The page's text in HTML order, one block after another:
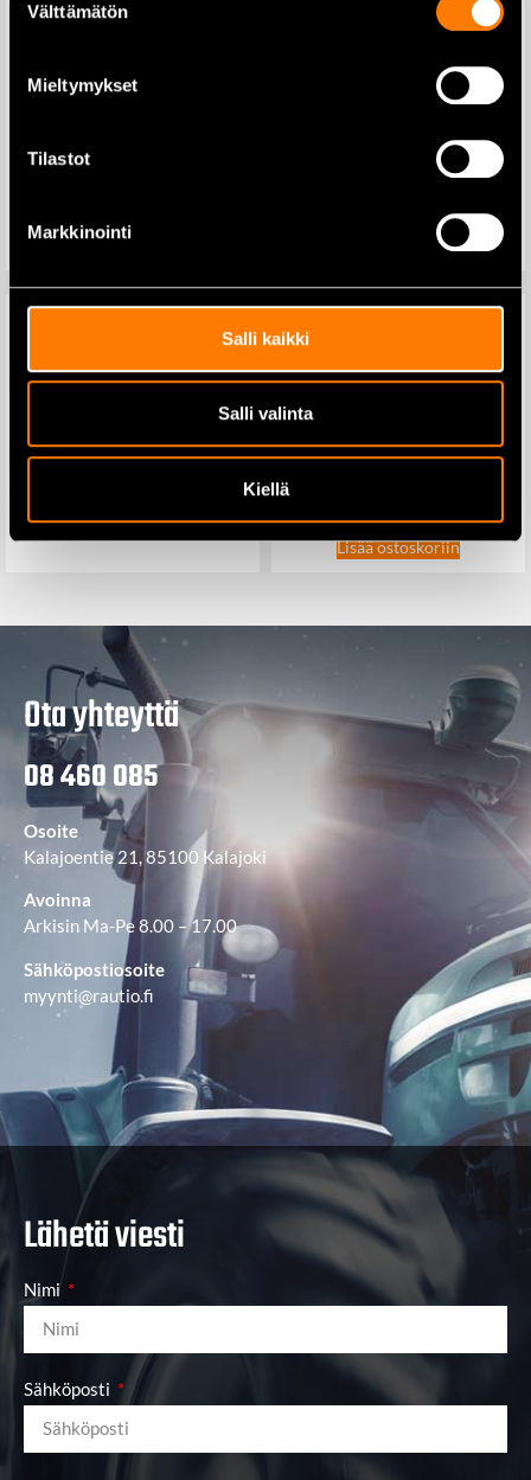
valinta
Välttämätön
Mieltymykset
Tilastot
Markkinointi
Salli kaikki
Salli valinta
Kiellä
Lisää ostoskoriin
Makita DDF487Z
139,00€
Lisää ostoskoriin
Akkuporakone 18V runko
Lisää ostoskoriin
18V (runko)
Lisää ostoskoriin
Ota yhteyttä
08 460 085
Osoite
Kalajoentie 21, 85100 Kalajoki
Avoinna
Arkisin Ma-Pe 8.00 – 17.00
Sähköpostiosoite
myynti@rautio.fi
Lähetä viesti
Nimi
Sähköposti